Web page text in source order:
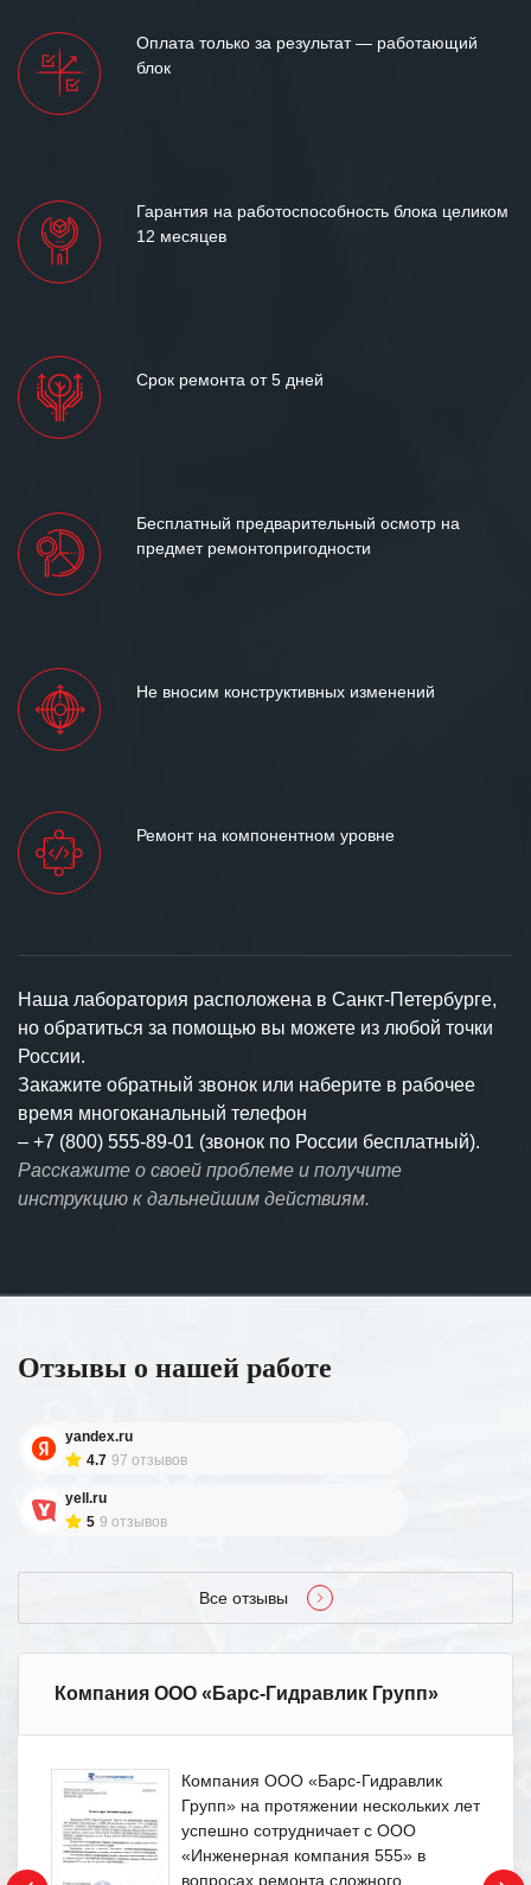
Оплата только за результат — работающий
блок
Гарантия на работоспособность блока целиком
12 месяцев
Срок ремонта от 5 дней
Бесплатный предварительный осмотр на
предмет ремонтопригодности
Не вносим конструктивных изменений
Ремонт на компонентном уровне
Наша лаборатория расположена в Санкт-Петербурге,
но обратиться за помощью вы можете из любой точки
России.
Закажите обратный звонок или наберите в рабочее
время многоканальный телефон
– +7 (800) 555-89-01 (звонок по России бесплатный).
Расскажите о своей проблеме и получите
инструкцию к дальнейшим действиям.
Отзывы о нашей работе
yandex.ru
4.7 97 отзывов
yell.ru
5 9 отзывов
Все отзывы
Компания ООО «Барс-Гидравлик Групп»
Компания ООО «Барс-Гидравлик
Групп» на протяжении нескольких лет
успешно сотрудничает с ООО
«Инженерная компания 555» в
вопросах ремонта сложного